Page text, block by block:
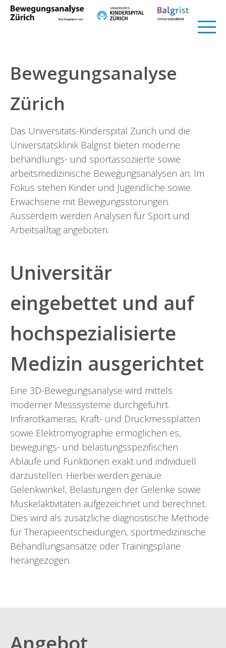
Bewegungsanalyse
Zürich
Das Universitäts-Kinderspital Zürich und die
Universitätsklinik Balgrist bieten moderne
behandlungs- und sportassoziierte sowie
arbeitsmedizinische Bewegungsanalysen an. Im
Fokus stehen Kinder und Jugendliche sowie
Erwachsene mit Bewegungsstörungen.
Ausserdem werden Analysen für Sport und
Arbeitsalltag angeboten.
Universitär
eingebettet und auf
hochspezialisierte
Medizin ausgerichtet
Eine 3D-Bewegungsanalyse wird mittels
moderner Messsysteme durchgeführt.
Infrarotkameras, Kraft- und Druckmessplatten
sowie Elektromyographie ermöglichen es,
bewegungs- und belastungsspezifischen
Abläufe und Funktionen exakt und individuell
darzustellen. Hierbei werden genaue
Gelenkwinkel, Belastungen der Gelenke sowie
Muskelaktivitäten aufgezeichnet und berechnet.
Dies wird als zusätzliche diagnostische Methode
für Therapieentscheidungen, sportmedizinische
Behandlungsansätze oder Trainingspläne
herangezogen.